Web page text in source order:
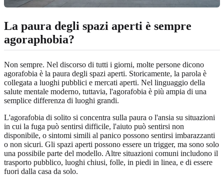
La paura degli spazi aperti è sempre
agoraphobia?
Non sempre. Nel discorso di tutti i giorni, molte persone dicono
agorafobia è la paura degli spazi aperti. Storicamente, la parola è
collegata a luoghi pubblici e mercati aperti. Nel linguaggio della
salute mentale moderno, tuttavia, l'agorafobia è più ampia di una
semplice differenza di luoghi grandi.
L'agorafobia di solito si concentra sulla paura o l'ansia su situazioni
in cui la fuga può sentirsi difficile, l'aiuto può sentirsi non
disponibile, o sintomi simili al panico possono sentirsi imbarazzanti
o non sicuri. Gli spazi aperti possono essere un trigger, ma sono solo
una possibile parte del modello. Altre situazioni comuni includono il
trasporto pubblico, luoghi chiusi, folle, in piedi in linea, e di essere
fuori dalla casa da solo.